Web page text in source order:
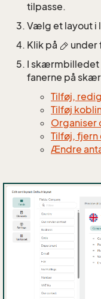
tilpasse.
Vælg et layout i
Klik på
under
I skærmbilledet
fanerne på
Tilføj,
Tilføj
Organiser
Tilføj, fjern
Ændre